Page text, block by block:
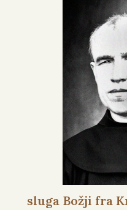
sluga Božji fra